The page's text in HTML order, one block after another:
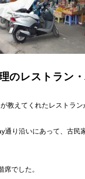
のレストラン
教えてくれたレストラン
通り沿いにあって、古民
でした。